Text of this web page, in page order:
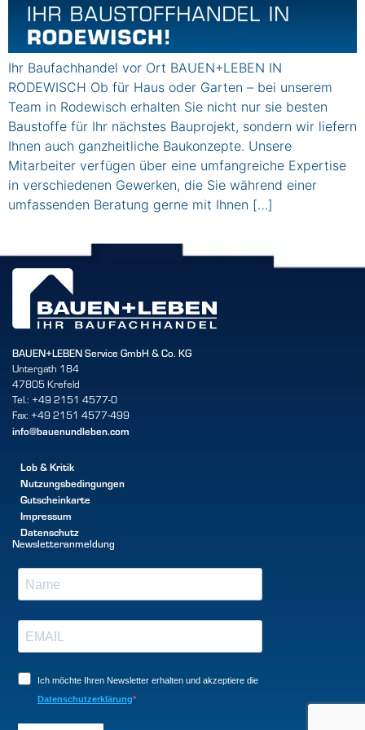
Ihr Baufachhandel vor Ort BAUEN+LEBEN IN
RODEWISCH Ob für Haus oder Garten – bei unserem
Team in Rodewisch erhalten Sie nicht nur sie besten
Baustoffe für Ihr nächstes Bauprojekt, sondern wir liefern
Ihnen auch ganzheitliche Baukonzepte. Unsere
Mitarbeiter verfügen über eine umfangreiche Expertise
in verschiedenen Gewerken, die Sie während einer
umfassenden Beratung gerne mit Ihnen […]
BAUEN+LEBEN Service GmbH & Co. KG
Untergath 184
47805 Krefeld
Tel.: +49 2151 4577-0
Fax: +49 2151 4577-499
info@bauenundleben.com
Lob & Kritik
Nutzungsbedingungen
Gutscheinkarte
Impressum
Datenschutz
Newsletteranmeldung
Ich möchte Ihren Newsletter erhalten und akzeptiere die
Datenschutzerklärung